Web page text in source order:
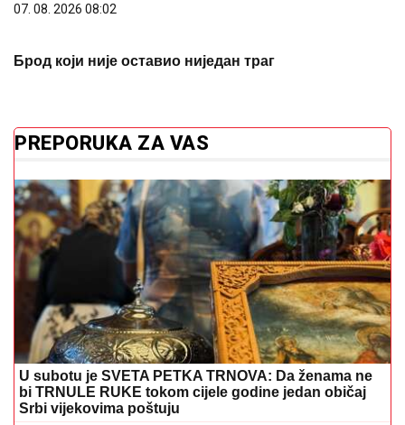
07. 08. 2026 08:02
Брод који није оставио ниједан траг
PREPORUKA ZA VAS
U subotu je SVETA PETKA TRNOVA: Da ženama ne
bi TRNULE RUKE tokom cijele godine jedan običaj
Srbi vijekovima poštuju